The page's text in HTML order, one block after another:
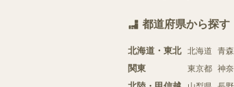
都道府県から探す
北海道・東北 北海道 青
関東 東京都 神